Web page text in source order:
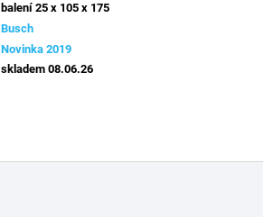
balení 25 x 105 x 175
Busch
Novinka 2019
skladem 08.06.26